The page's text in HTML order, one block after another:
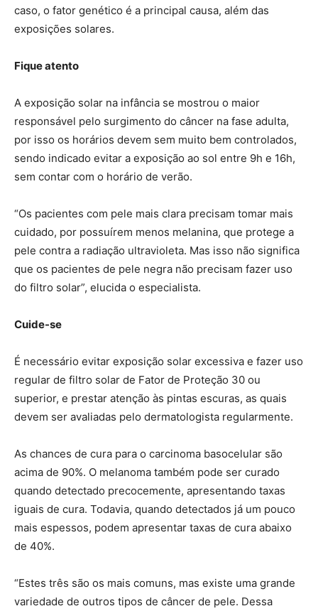
caso, o fator genético é a principal causa, além das
exposições solares.
Fique atento
A exposição solar na infância se mostrou o maior
responsável pelo surgimento do câncer na fase adulta,
por isso os horários devem sem muito bem controlados,
sendo indicado evitar a exposição ao sol entre 9h e 16h,
sem contar com o horário de verão.
“Os pacientes com pele mais clara precisam tomar mais
cuidado, por possuírem menos melanina, que protege a
pele contra a radiação ultravioleta. Mas isso não significa
que os pacientes de pele negra não precisam fazer uso
do filtro solar”, elucida o especialista.
Cuide-se
É necessário evitar exposição solar excessiva e fazer uso
regular de filtro solar de Fator de Proteção 30 ou
superior, e prestar atenção às pintas escuras, as quais
devem ser avaliadas pelo dermatologista regularmente.
As chances de cura para o carcinoma basocelular são
acima de 90%. O melanoma também pode ser curado
quando detectado precocemente, apresentando taxas
iguais de cura. Todavia, quando detectados já um pouco
mais espessos, podem apresentar taxas de cura abaixo
de 40%.
“Estes três são os mais comuns, mas existe uma grande
variedade de outros tipos de câncer de pele. Dessa